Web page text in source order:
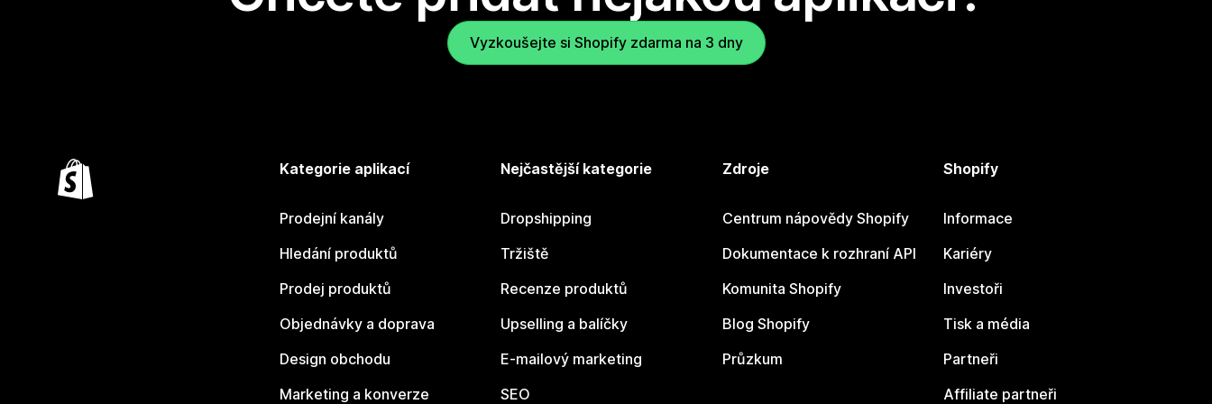
Vyzkoušejte si Shopify zdarma na 3 dny
Kategorie aplikací
Prodejní kanály
Hledání produktů
Prodej produktů
Objednávky a doprava
Design obchodu
Marketing a konverze
Nejčastější kategorie
Dropshipping
Tržiště
Recenze produktů
Upselling a balíčky
E-mailový marketing
SEO
Zdroje
Centrum nápovědy Shopify
Dokumentace k rozhraní API
Komunita Shopify
Blog Shopify
Průzkum
Shopify
Informace
Kariéry
Investoři
Tisk a média
Partneři
Affiliate partneři